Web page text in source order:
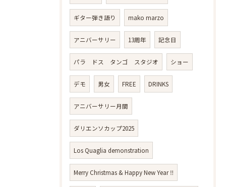
ギター弾き語り mako marzo
アニバーサリー 13周年 記念日
パラ ドス タンゴ スタジオ ショー
デモ 男女 FREE DRINKS
アニバーサリー月間
ダリエンソカップ2025
Los Quaglia demonstration
Merry Christmas & Happy New Year ‼️